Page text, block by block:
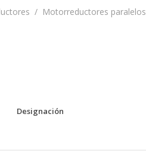
Motorreductores paralelos
Designación